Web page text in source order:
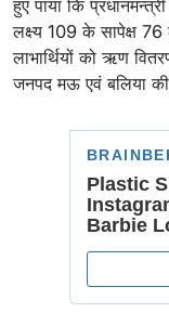
हुए पाया कि
लक्ष्य 109 के सापेक्ष 76
लाभार्थियों को ऋण
जनपद मऊ एवं बलिया